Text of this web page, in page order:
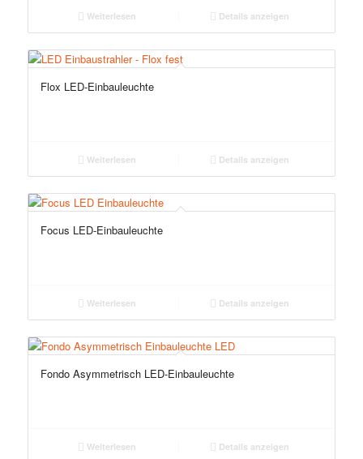
Weiterlesen Details anzeigen
Flox LED-Einbauleuchte
Weiterlesen Details anzeigen
Focus LED-Einbauleuchte
Weiterlesen Details anzeigen
Fondo Asymmetrisch LED-Einbauleuchte
Weiterlesen Details anzeigen